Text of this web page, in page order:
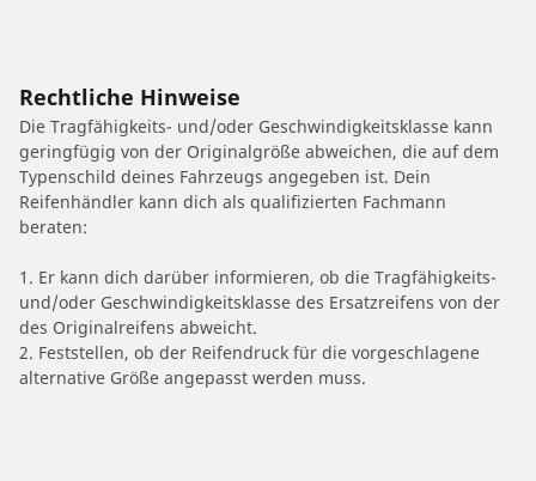
Rechtliche Hinweise
Die Tragfähigkeits- und/oder Geschwindigkeitsklasse kann
geringfügig von der Originalgröße abweichen, die auf dem
Typenschild deines Fahrzeugs angegeben ist. Dein
Reifenhändler kann dich als qualifizierten Fachmann
beraten:
1. Er kann dich darüber informieren, ob die Tragfähigkeits-
und/oder Geschwindigkeitsklasse des Ersatzreifens von der
des Originalreifens abweicht.
2. Feststellen, ob der Reifendruck für die vorgeschlagene
alternative Größe angepasst werden muss.